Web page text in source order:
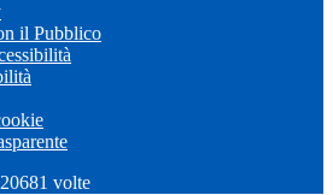
il Pubblico
20681 volte